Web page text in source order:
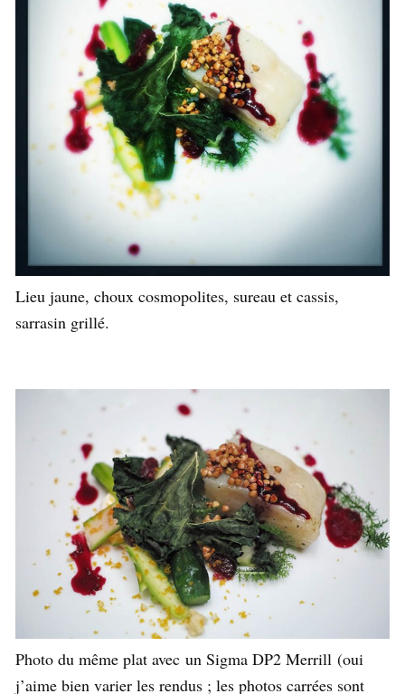
Lieu jaune, choux cosmopolites, sureau et cassis,
sarrasin grillé.
Photo du même plat avec un Sigma DP2 Merrill (oui
j’aime bien varier les rendus ; les photos carrées sont